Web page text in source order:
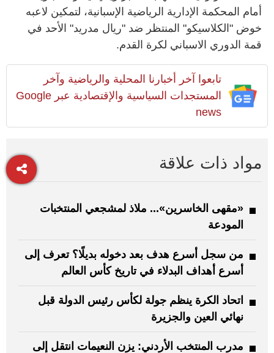
أمام المحكمة الإدارية الرياضية الإسبانية، لتمكين لاعبه
خوض "الكلاسيكو" المنتظر ضد "ريال مدريد" الأحد في
قمة الدوري الاسباني لكرة القدم.
تابعوا آخر أخبارنا المحلية والرياضية وآخر
المستجدات السياسية والإقتصادية عبر Google
news
مواد ذات علاقة
«مقهى الخاسرين»... ملاذ لمشجعي المنتخبات
المودعة
من سجل أسرع هدف بعد دخوله بديلًا؟ تعرف إلى
أسرع أهداف البدلاء في تاريخ كأس العالم
اتحاد الكرة ينظم جولة لكأس رئيس الدولة قبل
نهائي العين والجزيرة
مدرب المنتخب الأردني: يزن النعيمات انتقل إلى